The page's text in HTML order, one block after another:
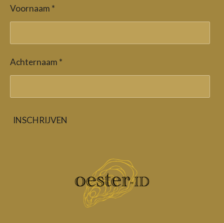
Voornaam *
Achternaam *
INSCHRIJVEN